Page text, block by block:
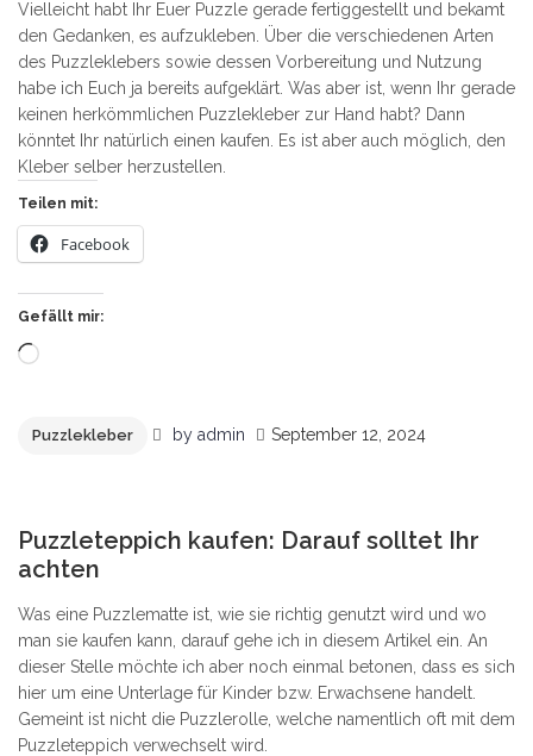
Vielleicht habt Ihr Euer Puzzle gerade fertiggestellt und bekamt
den Gedanken, es aufzukleben. Über die verschiedenen Arten
des Puzzleklebers sowie dessen Vorbereitung und Nutzung
habe ich Euch ja bereits aufgeklärt. Was aber ist, wenn Ihr gerade
keinen herkömmlichen Puzzlekleber zur Hand habt? Dann
könntet Ihr natürlich einen kaufen. Es ist aber auch möglich, den
Kleber selber herzustellen.
Teilen mit:
Facebook
Gefällt mir:
Wird
Puzzlekleber by admin September 12, 2024
Puzzleteppich kaufen: Darauf solltet Ihr
achten
Was eine Puzzlematte ist, wie sie richtig genutzt wird und wo
man sie kaufen kann, darauf gehe ich in diesem Artikel ein. An
dieser Stelle möchte ich aber noch einmal betonen, dass es sich
hier um eine Unterlage für Kinder bzw. Erwachsene handelt.
Gemeint ist nicht die Puzzlerolle, welche namentlich oft mit dem
Puzzleteppich verwechselt wird.